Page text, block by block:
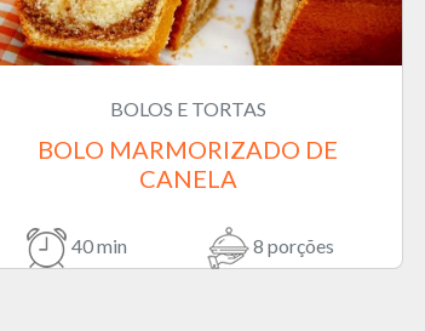
BOLOS E TORTAS
BOLO MARMORIZADO DE
CANELA
40 min 8 porções